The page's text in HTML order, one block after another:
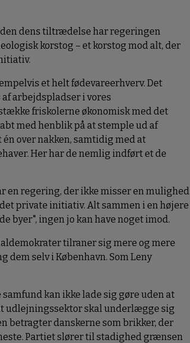
dens tiltrædelse har regeringen
korstog – et korstog mod alt, der
et helt fødevareerhverv. Det
arbejdspladser i vores
friskolerne økonomisk med det
med henblik på at stemple ud af
over nakken, samtidig med at
Her har de nemlig indført et de
en regering, der ikke misser en mulighed
private initiativ. Alt sammen i en højere
byer", ingen jo kan have noget imod.
tilraner sig mere og mere
selv i København. Som Leny
kan ikke lade sig gøre uden at
udlejningssektor skal underlægge sig
betragter danskerne som brikker, der
Partiet slører til stadighed grænsen